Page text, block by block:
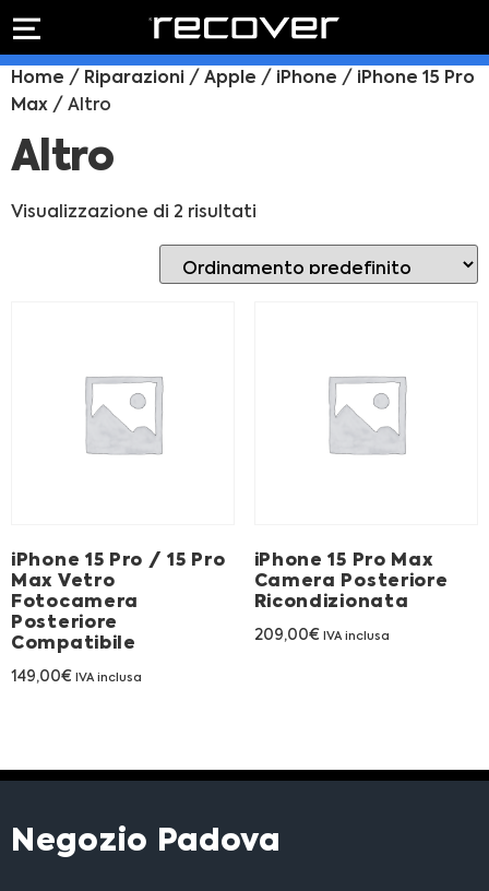
Preventivo online
PREVENTIVO RIPARAZIONE
Rivenditori B2B
FRANCHISING
Contatti
VICENZA
PREVENTIVO
Preventivo
RIPARAZIONE
Home / Riparazioni / Apple / iPhone / iPhone 15 Pro
Max / Altro
Altro
Visualizzazione di 2 risultati
iPhone 15 Pro / 15 Pro
Max Vetro
Fotocamera
Posteriore
Compatibile
149,00€ IVA inclusa
iPhone 15 Pro Max
Camera Posteriore
Ricondizionata
209,00€ IVA inclusa
Negozio Padova